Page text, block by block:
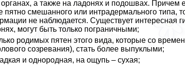
а также на ладонях и подошвах. Причем
пятно смешанного или интрадермального типа,
не наблюдается. Существует интересная
могут быть только пограничными;
родимых пятен этого вида, которые со
созревания), стать более выпуклыми;
и однородная, на ощупь – сухая;